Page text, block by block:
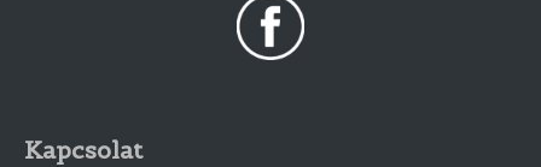
Kapcsolat